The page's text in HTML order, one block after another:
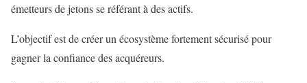
émetteurs de jetons se référant à des actifs.
L’objectif est de créer un écosystème fortement sécurisé pour
gagner la confiance des acquéreurs.